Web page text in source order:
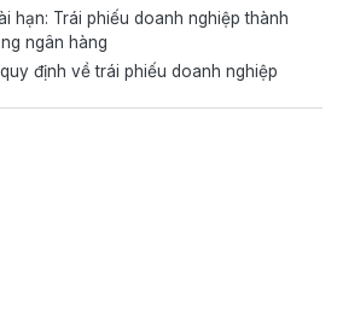
hạn: Trái phiếu doanh nghiệp thành
ngân hàng
định về trái phiếu doanh nghiệp